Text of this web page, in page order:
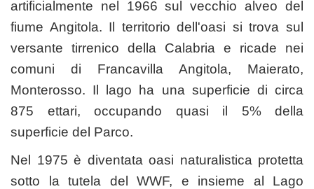
artificialmente nel 1966 sul vecchio alveo del
fiume Angitola. Il territorio dell'oasi si trova sul
versante tirrenico della Calabria e ricade nei
comuni di Francavilla Angitola, Maierato,
Monterosso. Il lago ha una superficie di circa
875 ettari, occupando quasi il 5% della
superficie del Parco.
Nel 1975 è diventata oasi naturalistica protetta
sotto la tutela del WWF, e insieme al Lago